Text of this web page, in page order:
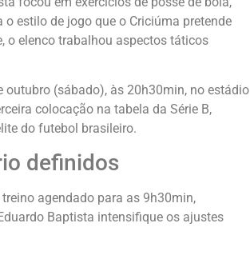
estilo de jogo que o Criciúma pretende
o elenco trabalhou aspectos táticos
outubro (sábado), às 20h30min, no estádio
colocação na tabela da Série B,
do futebol brasileiro.
definidos
agendado para as 9h30min,
Baptista intensifique os ajustes